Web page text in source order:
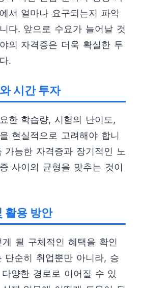
서 얼마나 요구되는지 파악
다. 앞으로 수요가 늘어날 것
의 자격증은 더욱 확실한 투
.
시간 투자
한 학습량, 시험의 난이도,
현실적으로 고려해야 합니
가능한 자격증과 장기적인 노
사이의 균형을 맞추는 것이
활용 방안
될 구체적인 혜택을 확인
단순히 취업뿐만 아니라, 승
양한 경로로 이어질 수 있